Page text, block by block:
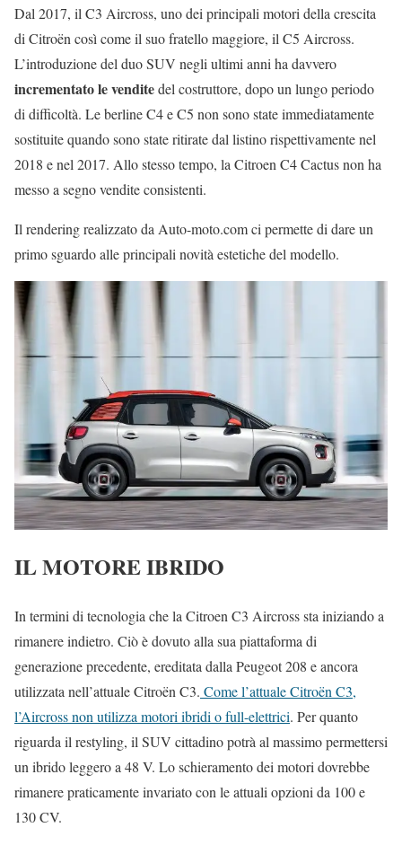
Dal 2017, il C3 Aircross, uno dei principali motori della crescita
di Citroën così come il suo fratello maggiore, il C5 Aircross.
L’introduzione del duo SUV negli ultimi anni ha davvero
incrementato le venditedel costruttore, dopo un lungo periodo
di difficoltà. Le berline C4 e C5 non sono state immediatamente
sostituite quando sono state ritirate dal listino rispettivamente nel
2018 e nel 2017. Allo stesso tempo, la Citroen C4 Cactus non ha
messo a segno vendite consistenti.
Il rendering realizzato da Auto-moto.com ci permette di dare un
primo sguardo alle principali novità estetiche del modello.
IL MOTORE IBRIDO
In termini di tecnologia che la Citroen C3 Aircross sta iniziando a
rimanere indietro. Ciò è dovuto alla sua piattaforma di
generazione precedente, ereditata dalla Peugeot 208 e ancora
utilizzata nell’attuale Citroën C3. Come l’attuale Citroën C3,
l’Aircross non utilizza motori ibridi o full-elettrici. Per quanto
riguarda il restyling, il SUV cittadino potrà al massimo permettersi
un ibrido leggero a 48 V. Lo schieramento dei motori dovrebbe
rimanere praticamente invariato con le attuali opzioni da 100 e
130 CV.